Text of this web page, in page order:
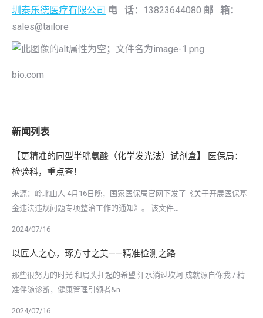
圳泰乐德医疗有限公司 电 话： 13823644080 邮 箱：
sales@tailore
bio.com
新闻列表
【更精准的同型半胱氨酸（化学发光法）试剂盒】 医保局：
检验科，重点查！
来源：岭北山人 4月16日晚，国家医保局官网下发了《关于开展医保基
金违法违规问题专项整治工作的通知》。 该文件…
2024/07/16
以匠人之心，琢方寸之美——精准检测之路
那些很努力的时光 和肩头扛起的希望 汗水淌过坎坷 成就源自你我 / 精
准伴随诊断，健康管理引领者&n…
2024/07/16